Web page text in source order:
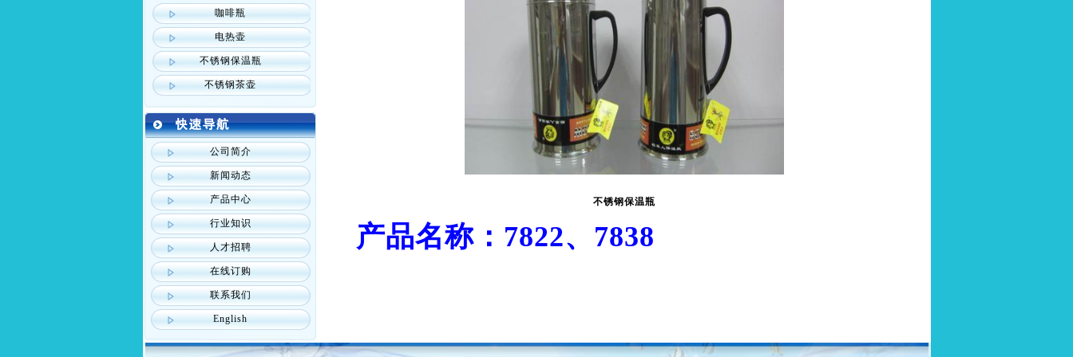
咖啡瓶
电热壶
不锈钢保温瓶
不锈钢茶壶
公司简介
新闻动态
产品中心
行业知识
人才招聘
在线订购
联系我们
English
不锈钢保温瓶
产品名称：7822、7838